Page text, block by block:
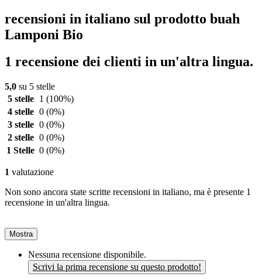
recensioni in italiano sul prodotto buah
Lamponi Bio
1 recensione dei clienti in un'altra lingua.
5,0 su 5 stelle
5 stelle
1 (100%)
4 stelle 0 (0%)
3 stelle 0 (0%)
2 stelle 0 (0%)
1 Stelle 0 (0%)
1 valutazione
Non sono ancora state scritte recensioni in italiano, ma è presente 1
recensione in un'altra lingua.
Mostra
Nessuna recensione disponibile.
Scrivi la prima recensione su questo prodotto!